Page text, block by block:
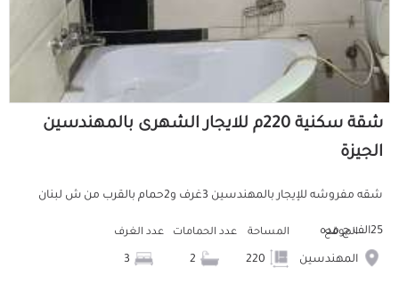
شقة سكنية 220م للايجار الشهرى بالمهندسين
الجيزة
شقه مفروشه للإيجار بالمهندسين 3غرف و2حمام بالقرب من ش لبنان
25الف ج مده الموقع
المهندسين
المساحة عدد الحمامات عدد الغرف